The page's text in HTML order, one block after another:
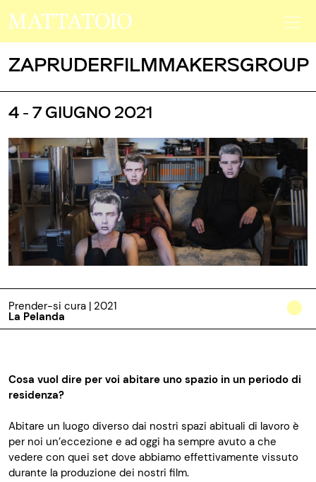
ZAPRUDERFILMMAKERSGROUP
4 - 7 GIUGNO 2021
Prender-si cura | 2021
La Pelanda
Cosa vuol dire per voi abitare uno spazio in un periodo di
residenza?
Abitare un luogo diverso dai nostri spazi abituali di lavoro è
per noi un’eccezione e ad oggi ha sempre avuto a che
vedere con quei set dove abbiamo effettivamente vissuto
durante la produzione dei nostri film.